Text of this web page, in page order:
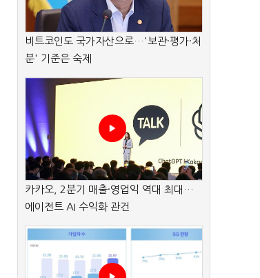
비트코인도 국가자산으로…'보관·평가·처
분' 기준은 숙제
카카오, 2분기 매출·영업익 역대 최대…
에이전트 AI 수익화 관건